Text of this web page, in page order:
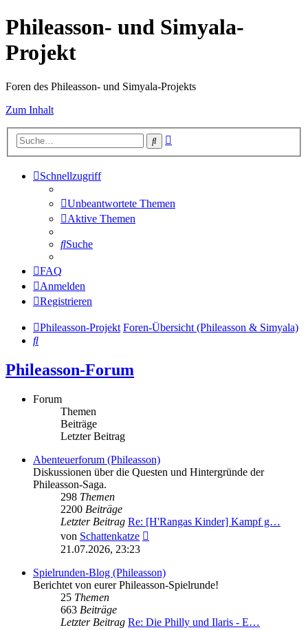
Phileasson- und Simyala-
Projekt
Foren des Phileasson- und Simyala-Projekts
Zum Inhalt
Suche
Schnellzugriff
Unbeantwortete Themen
Aktive Themen
Suche
FAQ
Anmelden
Registrieren
Phileasson-Projekt Foren-Übersicht (Phileasson & Simyala)
Suche
Phileasson-Forum
Forum
Themen
Beiträge
Letzter Beitrag
Abenteuerforum (Phileasson)
Diskussionen über die Questen und Hintergründe der
Phileasson-Saga.
298 Themen
2200 Beiträge
Letzter Beitrag Re: [H'Rangas Kinder] Kampf g…
von Schattenkatze
21.07.2026, 23:23
Spielrunden-Blog (Phileasson)
Berichtet von eurer Phileasson-Spielrunde!
25 Themen
663 Beiträge
Letzter Beitrag Re: Die Philly und Ilaris - E…